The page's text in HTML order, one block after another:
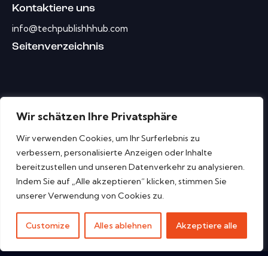
Wir schätzen Ihre Privatsphäre
Wir verwenden Cookies, um Ihr Surferlebnis zu
verbessern, personalisierte Anzeigen oder Inhalte
bereitzustellen und unseren Datenverkehr zu analysieren.
Indem Sie auf „Alle akzeptieren“ klicken, stimmen Sie
unserer Verwendung von Cookies zu.
Customize Alles ablehnen Akzeptiere alle
Kontaktiere uns
info@techpublishhhub.com
Seitenverzeichnis